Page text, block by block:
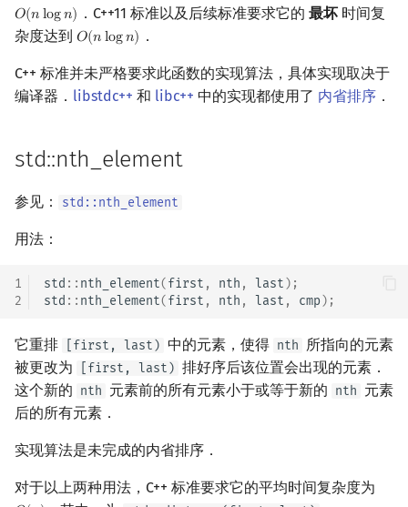
𝑂(𝑛log𝑛)
O(nlogn) ．C++11 标准以及后续标准要求它的 最坏时间复
杂度达到 𝑂(𝑛log𝑛)
O(nlogn) ．
C++ 标准并未严格要求此函数的实现算法，具体实现取决于
编译器． libstdc++ 和 libc++ 中的实现都使用了 内省排序 ．
std::nth_element
参见： std::nth_element
用法：
1
2
std :: nth_element(first , nth , last);
std :: nth_element(first , nth , last , cmp);
它重排 [first, last) 中的元素，使得 nth 所指向的元素
被更改为
[first, last) 排好序后该位置会出现的元素．
这个新的 nth 元素前的所有元素小于或等于新的 nth 元素
后的所有元素．
实现算法是未完成的内省排序．
对于以上两种用法，C++ 标准要求它的平均时间复杂度为